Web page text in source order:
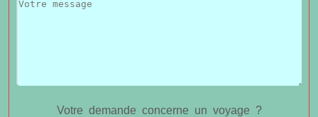
Votre demande concerne un voyage ?